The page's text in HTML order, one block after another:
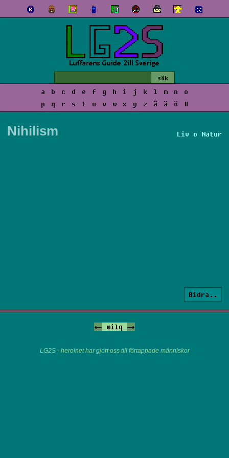
a b c d e f g h i j k l m n
o
p
q r s t u v w x y z å ä ö #
Liv o Natur
Nihilism
Bidra..
<- milq ->
LG2S - heroinet har gjort oss till förtappade människor